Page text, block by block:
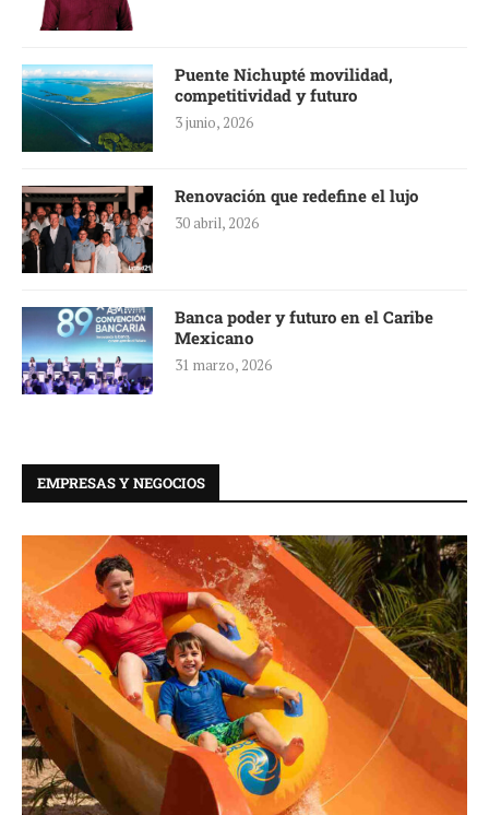
Puente Nichupté movilidad,
competitividad y futuro
3 junio, 2026
Renovación que redefine el lujo
30 abril, 2026
Banca poder y futuro en el Caribe
Mexicano
31 marzo, 2026
EMPRESAS Y NEGOCIOS